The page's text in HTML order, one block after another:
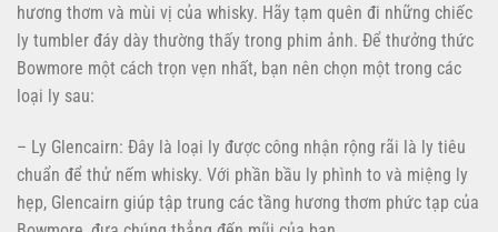
hương thơm và mùi vị của whisky. Hãy tạm quên đi những chiếc
ly tumbler đáy dày thường thấy trong phim ảnh. Để thưởng thức
Bowmore một cách trọn vẹn nhất, bạn nên chọn một trong các
loại ly sau:
– Ly Glencairn: Đây là loại ly được công nhận rộng rãi là ly tiêu
chuẩn để thử nếm whisky. Với phần bầu ly phình to và miệng ly
hẹp, Glencairn giúp tập trung các tầng hương thơm phức tạp của